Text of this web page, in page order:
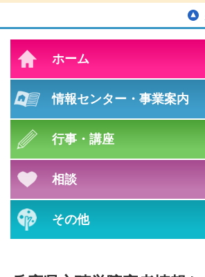
ホーム
情報センター ・ 事業案内
行事・講座
相談
その他